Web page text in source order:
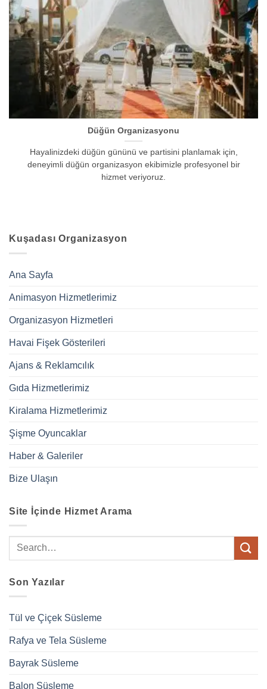
Düğün Organizasyonu
Hayalinizdeki düğün gününü ve partisini planlamak için,
deneyimli düğün organizasyon ekibimizle profesyonel bir
hizmet veriyoruz.
Kuşadası Organizasyon
Ana Sayfa
Animasyon Hizmetlerimiz
Organizasyon Hizmetleri
Havai Fişek Gösterileri
Ajans & Reklamcılık
Gıda Hizmetlerimiz
Kiralama Hizmetlerimiz
Şişme Oyuncaklar
Haber & Galeriler
Bize Ulaşın
Site İçinde Hizmet Arama
Son Yazılar
Tül ve Çiçek Süsleme
Rafya ve Tela Süsleme
Bayrak Süsleme
Balon Süsleme